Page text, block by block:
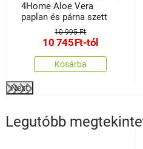
4Home Aloe Vera
paplan és párna szett
10 995 Ft
10 745Ft-tól
Kosárba
Next
Legutóbb